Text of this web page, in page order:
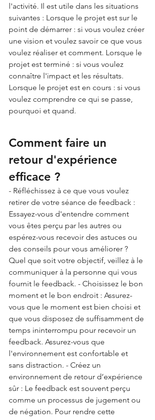
l'activité. Il est utile dans les situations
suivantes : Lorsque le projet est sur le
point de démarrer : si vous voulez créer
une vision et voulez savoir ce que vous
voulez réaliser et comment. Lorsque le
projet est terminé : si vous voulez
connaître l'impact et les résultats.
Lorsque le projet est en cours : si vous
voulez comprendre ce qui se passe,
pourquoi et quand.
Comment faire un
retour d'expérience
efficace ?
- Réfléchissez à ce que vous voulez
retirer de votre séance de feedback :
Essayez-vous d'entendre comment
vous êtes perçu par les autres ou
espérez-vous recevoir des astuces ou
des conseils pour vous améliorer ?
Quel que soit votre objectif, veillez à le
communiquer à la personne qui vous
fournit le feedback. - Choisissez le bon
moment et le bon endroit : Assurez-
vous que le moment est bien choisi et
que vous disposez de suffisamment de
temps ininterrompu pour recevoir un
feedback. Assurez-vous que
l'environnement est confortable et
sans distraction. - Créez un
environnement de retour d’expérience
sûr : Le feedback est souvent perçu
comme un processus de jugement ou
de négation. Pour rendre cette